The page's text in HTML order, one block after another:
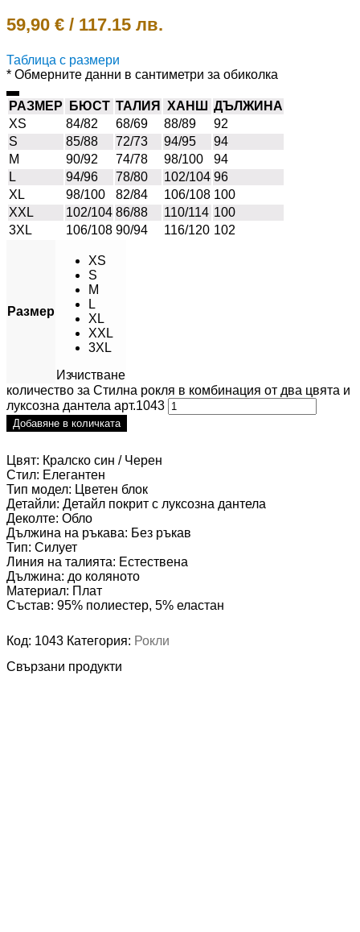
59,90 € / 117.15 лв.
Таблица с размери
* Обмерните данни в сантиметри за обиколка
РАЗМЕР БЮСТ ТАЛИЯ ХАНШ ДЪЛЖИНА
XS
84/82 68/69 88/89
92
S
85/88 72/73 94/95
94
M
90/92 74/78 98/100
94
L
94/96 78/80 102/104 96
XL
98/100 82/84 106/108 100
XXL
102/104 86/88 110/114 100
3XL
106/108 90/94 116/120 102
Размер
XS
S
M
L
XL
XXL
3XL
Изчистване
количество за Стилна рокля в комбинация от два цвята и
луксозна дантела арт.1043
Добавяне в количката
Цвят: Кралско син / Черен
Стил: Елегантен
Тип модел: Цветен блок
Детайли: Детайл покрит с луксозна дантела
Деколте: Обло
Дължина на ръкава: Без ръкав
Тип: Силует
Линия на талията: Естествена
Дължина: до коляното
Материал: Плат
Състав: 95% полиестер, 5% еластан
Код: 1043 Категория: Рокли
Свързани продукти